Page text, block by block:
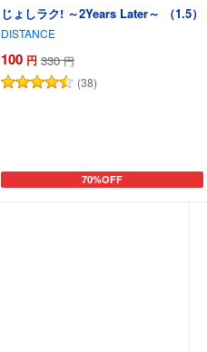
じょしラク! ～2Years Later～ （1.5）
DISTANCE
100 円 330 円
(38)
70%OFF
カートに追加